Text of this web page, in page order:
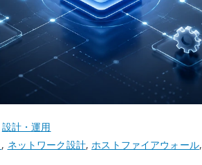
設計・運用
, ネットワーク設計,ホストファイアウォール,